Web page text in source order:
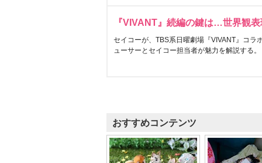
『VIVANT』続編の鍵は…世界観
セイコーが、TBS系日曜劇場『VIVANT』コラ
ューサーとセイコー担当者が魅力を解説する。
おすすめコンテンツ